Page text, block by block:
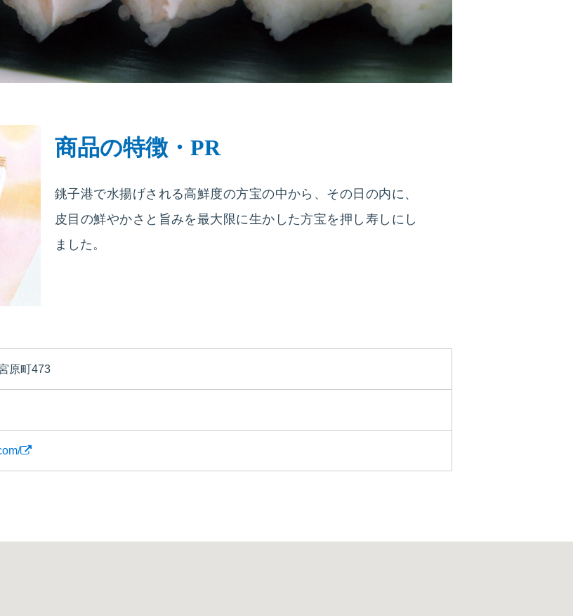
商品の特徴・PR
銚子港で水揚げされる高鮮度の方宝の中から、その日の内に、
皮目の鮮やかさと旨みを最大限に生かした方宝を押し寿しにし
ました。
原町473